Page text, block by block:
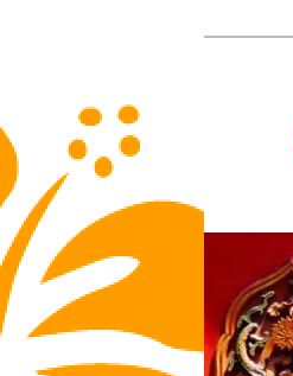
contenu
principal